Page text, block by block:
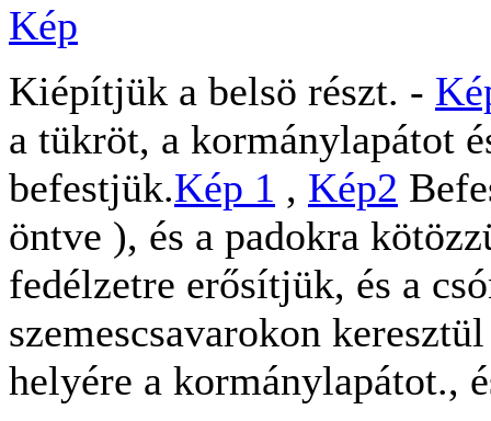
Kép
Kiépítjük a belsö részt. -
a tükröt, a kormánylapátot
befestjük.Kép 1 , Kép2
öntve ), és a padokra
fedélzetre erősítjük, és a
szemescsavarokon
helyére a kormánylapátot.,